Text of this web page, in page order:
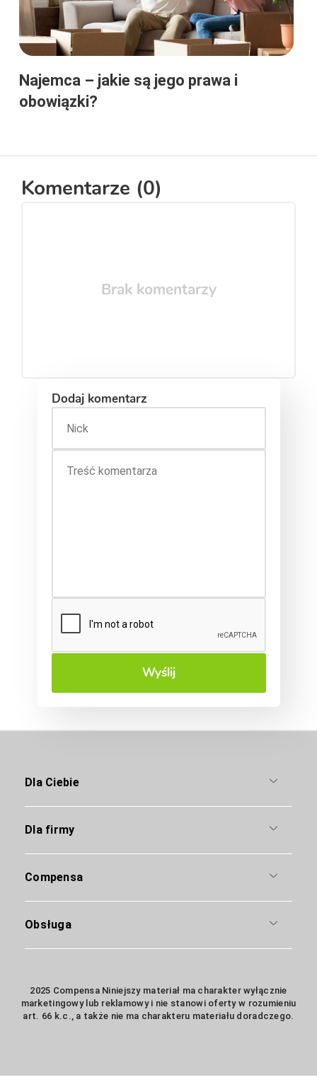
Najemca – jakie są jego prawa i
obowiązki?
Komentarze (0)
Brak komentarzy
Dodaj komentarz
Wyślij
Dla Ciebie
Dla firmy
Compensa
Obsługa
2025 Compensa Niniejszy materiał ma charakter wyłącznie
marketingowy lub reklamowy i nie stanowi oferty w rozumieniu
art. 66 k.c., a także nie ma charakteru materiału doradczego.